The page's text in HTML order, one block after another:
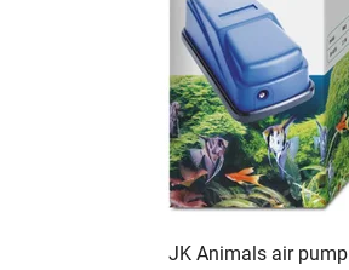
JK Animals air